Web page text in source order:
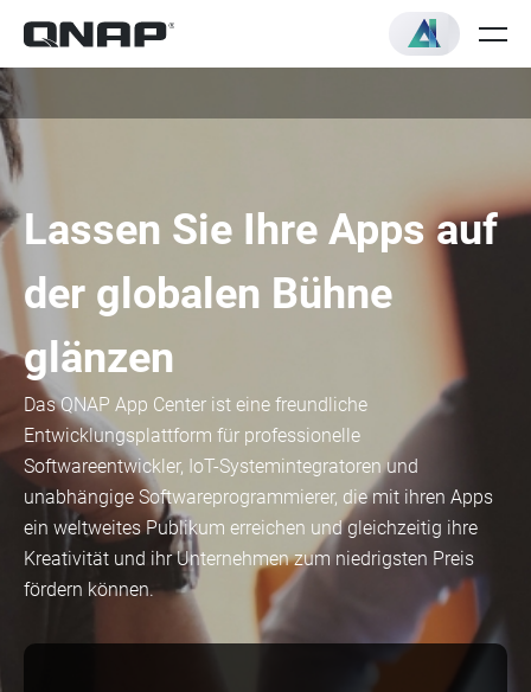
Lassen Sie Ihre Apps auf
der globalen Bühne
glänzen
Das QNAP App Center ist eine freundliche
Entwicklungsplattform für professionelle
Softwareentwickler, IoT-Systemintegratoren und
unabhängige Softwareprogrammierer, die mit ihren Apps
ein weltweites Publikum erreichen und gleichzeitig ihre
Kreativität und ihr Unternehmen zum niedrigsten Preis
fördern können.